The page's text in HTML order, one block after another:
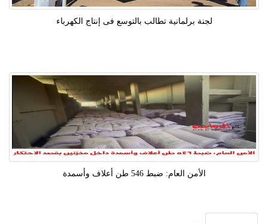
لجنة برلمانية تطالب بالتوسع فى إنتاج الكهرباء
الأمن العام: ضبط 546 طن أعلاف وأسمدة